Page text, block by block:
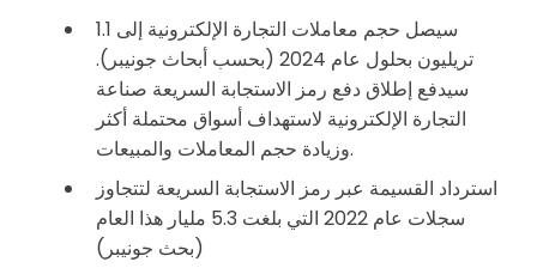
سيصل حجم معاملات التجارة الإلكترونية إلى 1.1
تريليون بحلول عام 2024 (بحسب أبحاث جونيبر).
سيدفع إطلاق دفع رمز الاستجابة السريعة صناعة
التجارة الإلكترونية لاستهداف أسواق محتملة أكثر
وزيادة حجم المعاملات والمبيعات.
استرداد القسيمة عبر رمز الاستجابة السريعة لتتجاوز
سجلات عام 2022 التي بلغت 5.3 مليار هذا العام
(بحث جونيبر)